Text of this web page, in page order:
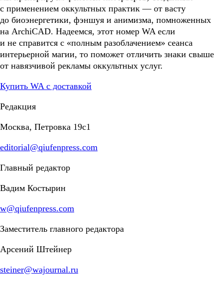
с применением оккультных практик — от васту
до биоэнергетики, фэншуя и анимизма, помноженных
на ArchiCAD. Надеемся, этот номер WA если
и не справится с «полным разоблачением» сеанса
интерьерной магии, то поможет отличить знаки свыше
от навязчивой рекламы оккультных услуг.
Купить WA с доставкой
Редакция
Москва, Петровка 19с1
editorial@qiufenpress.com
Главный редактор
Вадим Костырин
w@qiufenpress.com
Заместитель главного редактора
Арсений Штейнер
steiner@wajournal.ru